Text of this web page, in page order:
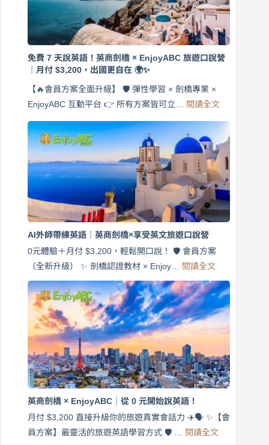
免費 7 天說英語！英商劍橋 × EnjoyABC 旅遊口說營
｜月付 $3,200，出國更自在 🌍✨
【🔥會員方案全面升級】 🛡️ 彈性學習 × 劍橋專業 ×
EnjoyABC 互動平台 👉 所有方案皆可立… 閱讀全文:
天
說
英
語！
英
商
劍
口
說
營
月
$3,200，
出
國
在
AI外師帶練英語｜英商劍橋×享受英文旅遊口說營
0元體驗＋月付 $3,200，輕鬆開口說！ 🛡️ 會員方案
（全新升級） ✨ 劍橋認證教材 × Enjoy… 閱讀全文:
外
師
帶
練
英
｜
英
商
×
享
受
英商劍橋 × EnjoyABC｜從 0 元開始說英語！
月付 $3,200 直接升級你的旅遊真實會話力 ✈️🗣️ ✨【會
員方案】最靈活的旅遊英語學習方式 🛡️ … 閱讀全文: